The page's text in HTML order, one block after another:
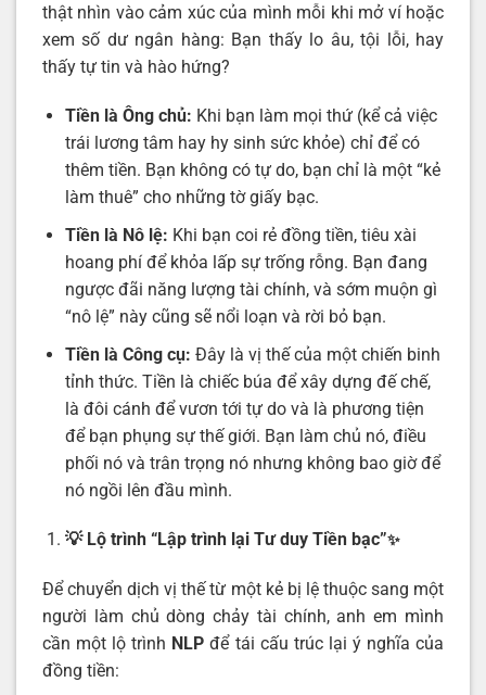
thật nhìn vào cảm xúc của mình mỗi khi mở ví hoặc
xem số dư ngân hàng: Bạn thấy lo âu, tội lỗi, hay
thấy tự tin và hào hứng?
Tiền là Ông chủ: Khi bạn làm mọi thứ (kể cả việc
trái lương tâm hay hy sinh sức khỏe) chỉ để có
thêm tiền. Bạn không có tự do, bạn chỉ là một “kẻ
làm thuê” cho những tờ giấy bạc.
Tiền là Nô lệ: Khi bạn coi rẻ đồng tiền, tiêu xài
hoang phí để khỏa lấp sự trống rỗng. Bạn đang
ngược đãi năng lượng tài chính, và sớm muộn gì
“nô lệ” này cũng sẽ nổi loạn và rời bỏ bạn.
Tiền là Công cụ: Đây là vị thế của một chiến binh
tỉnh thức. Tiền là chiếc búa để xây dựng đế chế,
là đôi cánh để vươn tới tự do và là phương tiện
để bạn phụng sự thế giới. Bạn làm chủ nó, điều
phối nó và trân trọng nó nhưng không bao giờ để
nó ngồi lên đầu mình.
💡 Lộ trình “Lập trình lại Tư duy Tiền bạc”✨
Để chuyển dịch vị thế từ một kẻ bị lệ thuộc sang một
người làm chủ dòng chảy tài chính, anh em mình
cần một lộ trình NLP để tái cấu trúc lại ý nghĩa của
đồng tiền: